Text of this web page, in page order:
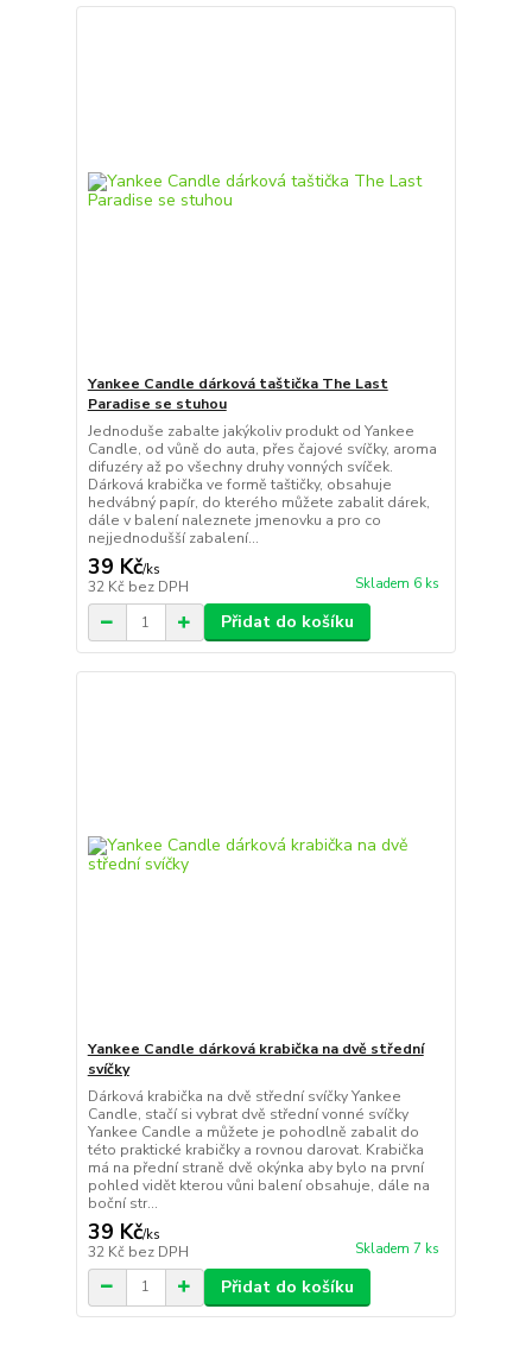
Yankee Candle dárková taštička The Last
Paradise se stuhou
Jednoduše zabalte jakýkoliv produkt od Yankee
Candle, od vůně do auta, přes čajové svíčky, aroma
difuzéry až po všechny druhy vonných svíček.
Dárková krabička ve formě taštičky, obsahuje
hedvábný papír, do kterého můžete zabalit dárek,
dále v balení naleznete jmenovku a pro co
nejjednodušší zabalení...
39 Kč/ks
32 Kč bez DPH Skladem 6 ks
Přidat do košíku
Yankee Candle dárková krabička na dvě střední
svíčky
Dárková krabička na dvě střední svíčky Yankee
Candle, stačí si vybrat dvě střední vonné svíčky
Yankee Candle a můžete je pohodlně zabalit do
této praktické krabičky a rovnou darovat. Krabička
má na přední straně dvě okýnka aby bylo na první
pohled vidět kterou vůni balení obsahuje, dále na
boční str...
39 Kč/ks
32 Kč bez DPH Skladem 7 ks
Přidat do košíku